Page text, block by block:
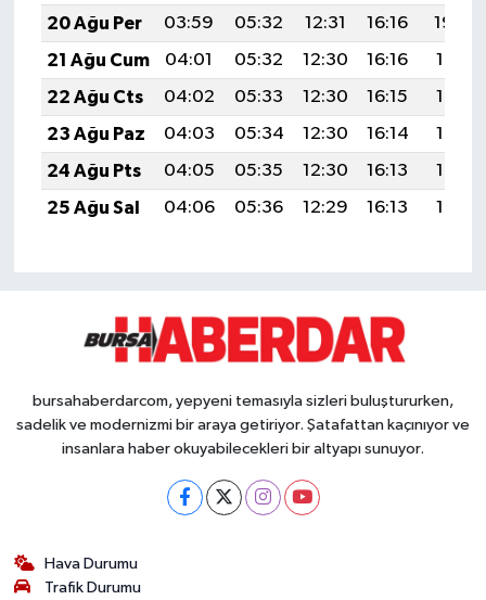
20 Ağu Per
03:59 05:32 12:31 16:16
19:20
21 Ağu Cum
04:01 05:32 12:30 16:16
19:18
22 Ağu Cts
04:02 05:33 12:30 16:15
19:17
23 Ağu Paz
04:03 05:34 12:30 16:14
19:15
24 Ağu Pts
04:05 05:35 12:30 16:13
19:14
25 Ağu Sal
04:06 05:36 12:29 16:13 19:12
bursahaberdarcom, yepyeni temasıyla sizleri buluştururken,
sadelik ve modernizmi bir araya getiriyor. Şatafattan kaçınıyor ve
insanlara haber okuyabilecekleri bir altyapı sunuyor.
Hava Durumu
Trafik Durumu